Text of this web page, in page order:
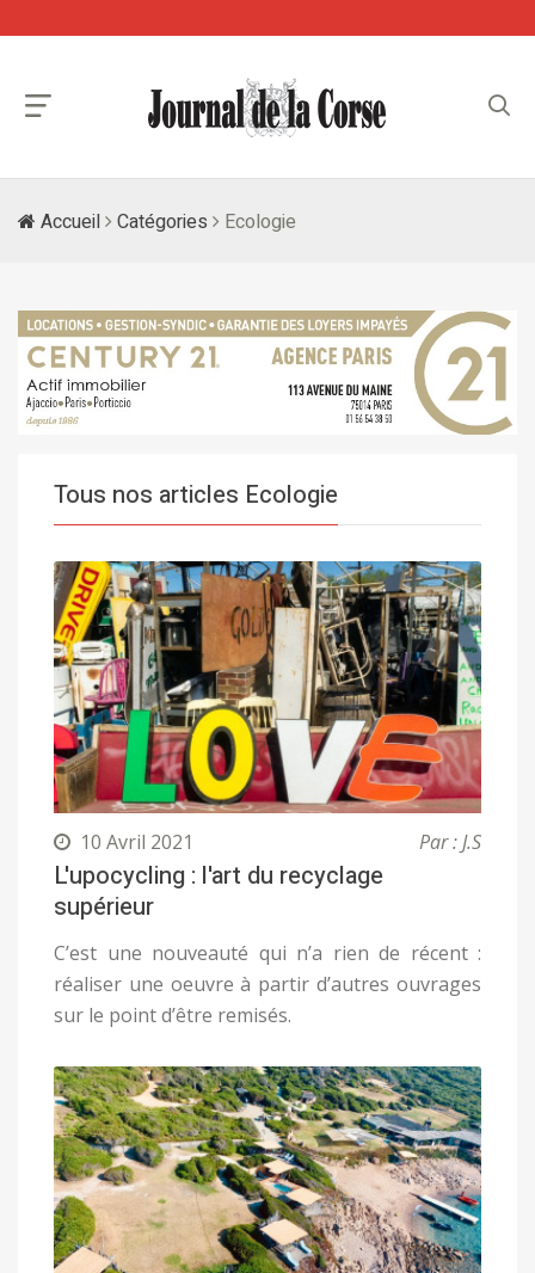
Accueil Catégories Ecologie
Tous nos articles Ecologie
10 Avril 2021 Par : J.S
L'upocycling : l'art du recyclage
supérieur
C’est une nouveauté qui n’a rien de récent :
réaliser une oeuvre à partir d’autres ouvrages
sur le point d’être remisés.